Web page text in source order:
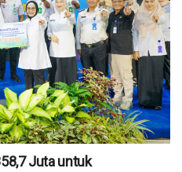
Juta untuk